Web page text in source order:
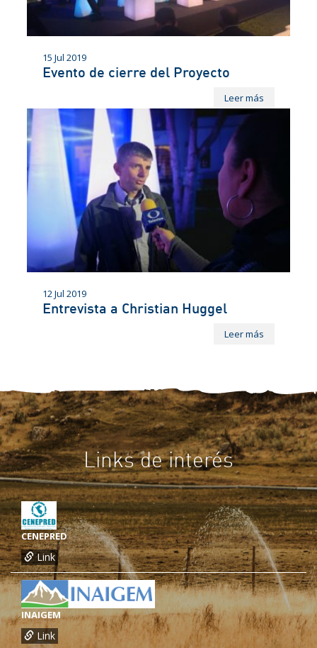
15 Jul 2019
Evento de cierre del Proyecto
Leer más
12 Jul 2019
Entrevista a Christian Huggel
Leer más
Links de interés
CENEPRED
Link
INAIGEM
Link